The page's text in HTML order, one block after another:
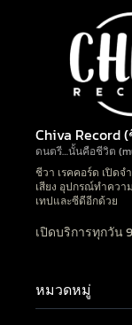
Chiva Record
ดนตรี…นั้นคือชีวิต
ชีวา เรคคอร์ด เปิดจ
เสียง อุปกรณ์ทำควา
เทปและซีดีอีกด้วย
เปิดบริการทุกวัน
หมวดหมู่